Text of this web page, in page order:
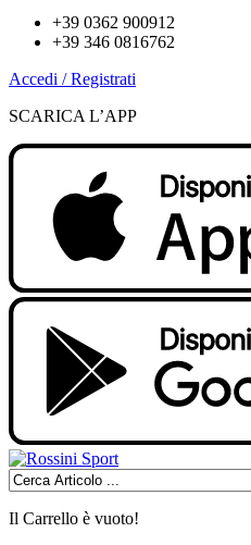
+39 0362 900912
+39 346 0816762
Accedi / Registrati
SCARICA L’APP
Il Carrello è vuoto!